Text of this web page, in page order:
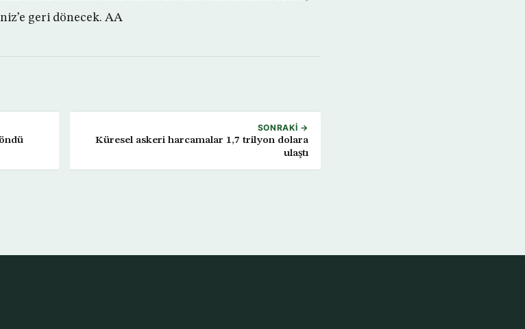
geri dönecek. AA
SONRAKI →
Küresel askeri harcamalar 1,7 trilyon dolara
ulaştı